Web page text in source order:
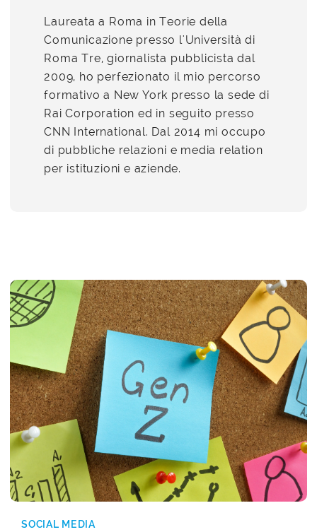
Laureata a Roma in Teorie della
Comunicazione presso l'Università di
Roma Tre, giornalista pubblicista dal
2009, ho perfezionato il mio percorso
formativo a New York presso la sede di
Rai Corporation ed in seguito presso
CNN International. Dal 2014 mi occupo
di pubbliche relazioni e media relation
per istituzioni e aziende.
SOCIAL MEDIA